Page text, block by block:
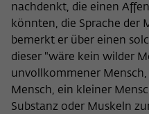
nachdenkt, die einen
könnten, die Sprache der
bemerkt er über einen
dieser "wäre kein wilder
unvollkommener
Mensch, ein kleiner
Substanz oder Muskeln